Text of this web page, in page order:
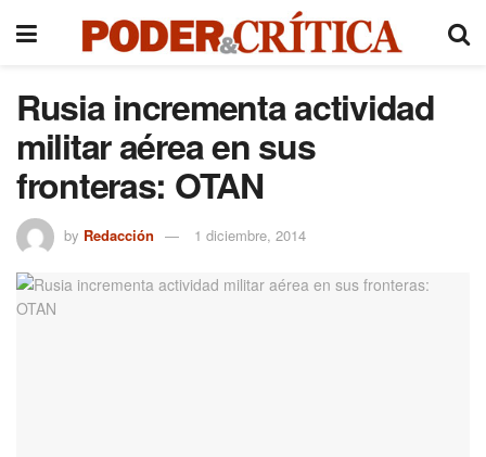
Rusia incrementa actividad
militar aérea en sus
fronteras: OTAN
by Redacción 1 diciembre, 2014